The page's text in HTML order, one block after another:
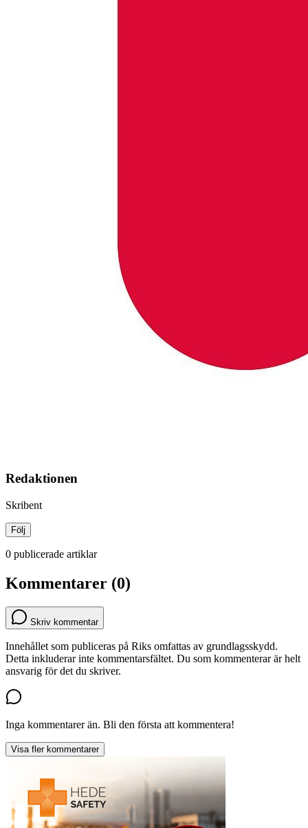
Redaktionen
Skribent
Följ
0 publicerade artiklar
Kommentarer (0)
Skriv kommentar
Innehållet som publiceras på Riks omfattas av grundlagsskydd.
Detta inkluderar inte kommentarsfältet. Du som kommenterar är helt
ansvarig för det du skriver.
Inga kommentarer än. Bli den första att kommentera!
Visa fler kommentarer